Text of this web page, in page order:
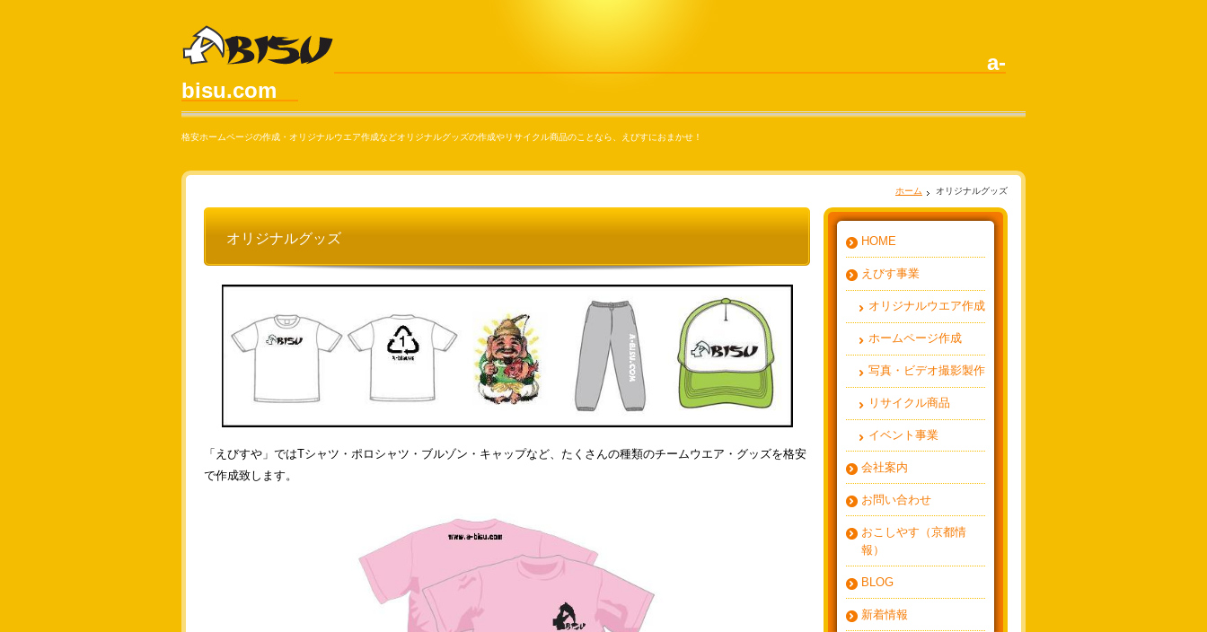
a-
bisu.com
格安ホームページの作成・オリジナルウエア作成などオリジナルグッズの作成やリサイクル商品のことなら、えびすにおまかせ！
ホーム オリジナルグッズ
オリジナルグッズ
「えびすや」ではTシャツ・ポロシャツ・ブルゾン・キャップなど、たくさんの種類のチームウエア・グッズを格安
で作成致します。
HOME
えびす事業
オリジナルウエア作成
ホームページ作成
写真・ビデオ撮影製作
リサイクル商品
イベント事業
会社案内
お問い合わせ
おこしやす（京都情
報）
BLOG
新着情報